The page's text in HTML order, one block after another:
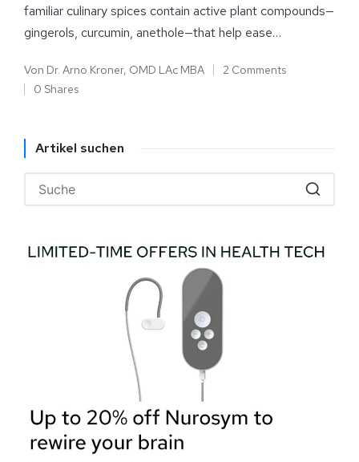
familiar culinary spices contain active plant compounds—
gingerols, curcumin, anethole—that help ease…
Von Dr. Arno Kroner, OMD LAc MBA
2 Comments
0 Shares
Artikel suchen